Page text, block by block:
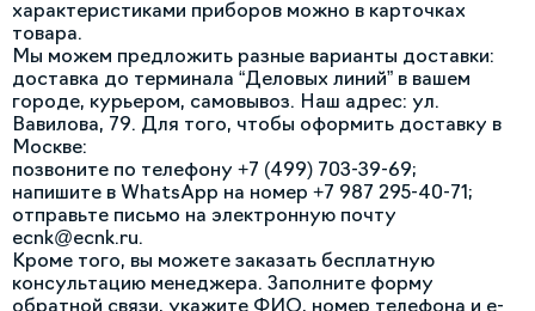
характеристиками приборов можно в карточках
товара.
Мы можем предложить разные варианты доставки:
доставка до терминала “Деловых линий” в вашем
городе, курьером, самовывоз. Наш адрес: ул.
Вавилова, 79. Для того, чтобы оформить доставку в
Москве:
позвоните по телефону +7 (499) 703-39-69;
напишите в WhatsApp на номер +7 987 295-40-71;
отправьте письмо на электронную почту
ecnk@ecnk.ru.
Кроме того, вы можете заказать бесплатную
консультацию менеджера. Заполните форму
обратной связи, укажите ФИО, номер телефона и e-